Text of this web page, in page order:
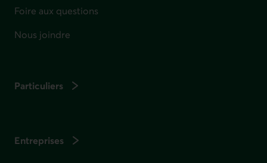
Foire aux questions
Nous joindre
Particuliers
Entreprises